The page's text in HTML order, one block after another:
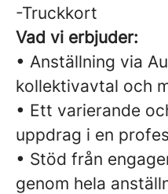
-Truckkort
Vad vi erbjuder:
• Anställning via
kollektivavtal och
• Ett varierande
uppdrag i en
• Stöd från
genom hela